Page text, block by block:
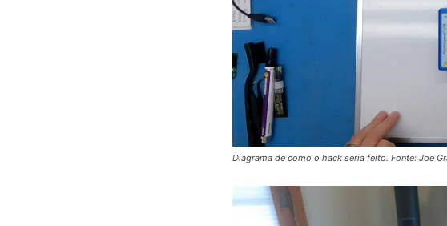
Diagrama de como o hack seria feito. Fonte: Joe